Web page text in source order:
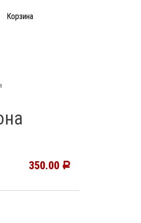
Корзина
350.00 Р